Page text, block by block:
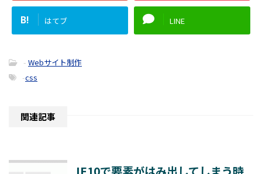
B! はてブ LINE
- Webサイト制作
-css
関連記事